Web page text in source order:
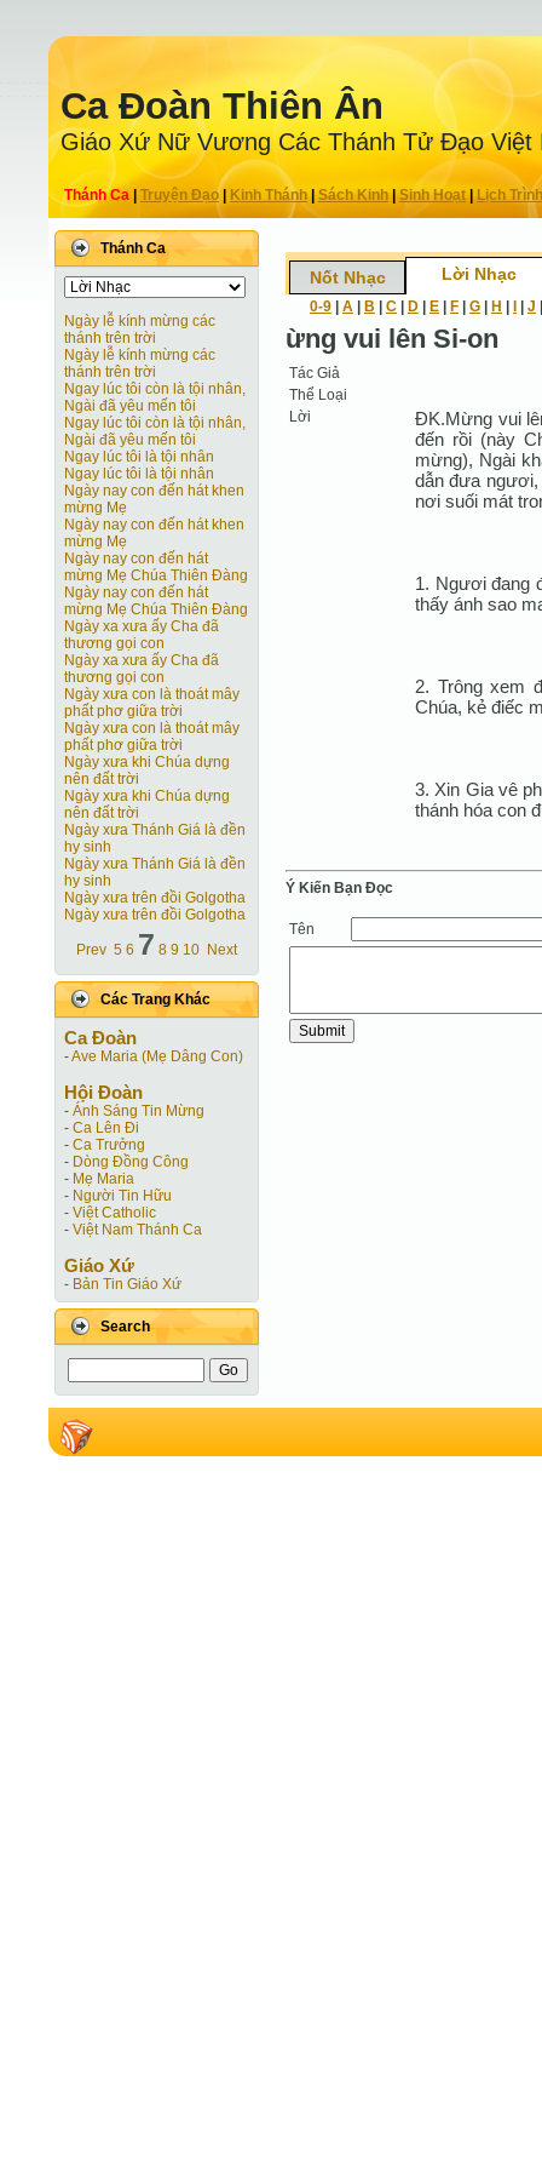
Ca Ðoàn Thiên Ân
Giáo Xứ Nữ Vương Các Thánh Tử Ðạo Việt
Thánh Ca Truyện Ðạo| Kinh Thánh Sách Kinh|Sinh Hoạt| Lịch Trình
Thánh Ca
Ngày lễ kính mừng các
thánh trên trời
Ngày lễ kính mừng các
thánh trên trời
Ngay lúc tôi còn là tội nhân,
Ngài đã yêu mến tôi
Ngay lúc tôi còn là tội nhân,
Ngài đã yêu mến tôi
Ngay lúc tôi là tội nhân
Ngay lúc tôi là tội nhân
Ngày nay con đến hát khen
mừng Mẹ
Ngày nay con đến hát khen
mừng Mẹ
Ngày nay con đến hát
mừng Mẹ Chúa Thiên Đàng
Ngày nay con đến hát
mừng Mẹ Chúa Thiên Đàng
Ngày xa xưa ấy Cha đã
thương gọi con
Ngày xa xưa ấy Cha đã
thương gọi con
Ngày xưa con là thoát mây
phất phơ giữa trời
Ngày xưa con là thoát mây
phất phơ giữa trời
Ngày xưa khi Chúa dựng
nên đất trời
Ngày xưa khi Chúa dựng
nên đất trời
Ngày xưa Thánh Giá là đền
hy sinh
Ngày xưa Thánh Giá là đền
hy sinh
Ngày xưa trên đồi Golgotha
Ngày xưa trên đồi Golgotha
Prev 5 6 7 8 9 10 Next
Các Trang Khác
Ca Ðoàn
-Ave Maria (Mẹ Dâng Con)
Hội Ðoàn
- Ánh Sáng Tin Mừng
- Ca Lên Đi
- Ca Trưởng
- Dòng Đồng Công
- Mẹ Maria
- Người Tin Hữu
- Việt Catholic
- Việt Nam Thánh Ca
Giáo Xứ
- Bản Tin Giáo Xứ
Search
Nốt Nhạc Lời Nhạc
0-9 A B C D E F G H J
ừng vui lên Si-on
Tác Giả
Thể Loại
Lời
ĐK.Mừng vui
đến rồi (này
mừng), Ngài
dẫn đưa ngươi,
nơi suối mát
1. Ngươi đang
thấy ánh sao
2. Trông xem
Chúa, kẻ điếc
3. Xin Gia vê
thánh hóa con
Ý Kiến Bạn Ðọc
Tên